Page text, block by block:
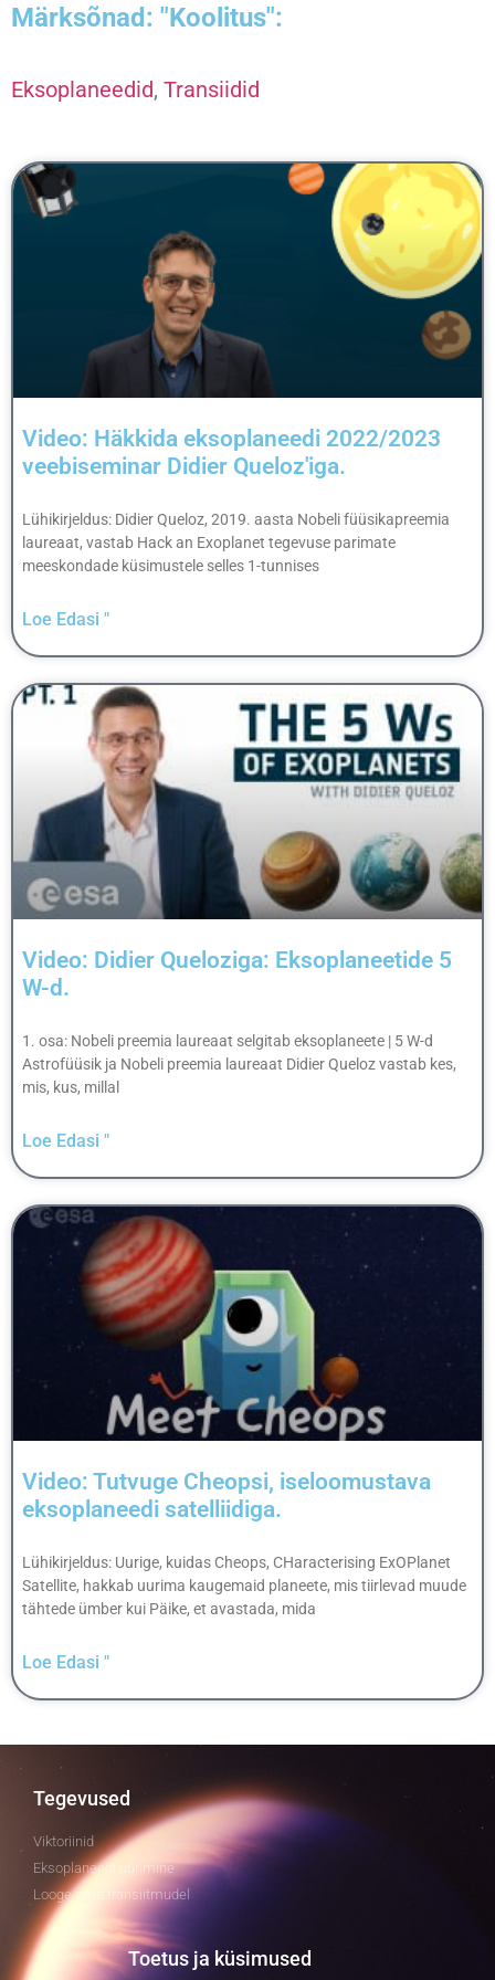
Märksõnad: "Koolitus":
Eksoplaneedid, Transiidid
Video: Häkkida eksoplaneedi 2022/2023
veebiseminar Didier Queloz'iga.
Lühikirjeldus: Didier Queloz, 2019. aasta Nobeli füüsikapreemia
laureaat, vastab Hack an Exoplanet tegevuse parimate
meeskondade küsimustele selles 1-tunnises
Loe Edasi "
Video: Didier Queloziga: Eksoplaneetide 5
W-d.
1. osa: Nobeli preemia laureaat selgitab eksoplaneete | 5 W-d
Astrofüüsik ja Nobeli preemia laureaat Didier Queloz vastab kes,
mis, kus, millal
Loe Edasi "
Video: Tutvuge Cheopsi, iseloomustava
eksoplaneedi satelliidiga.
Lühikirjeldus: Uurige, kuidas Cheops, CHaracterising ExOPlanet
Satellite, hakkab uurima kaugemaid planeete, mis tiirlevad muude
tähtede ümber kui Päike, et avastada, mida
Loe Edasi "
Tegevused
Viktoriinid
Eksoplaneedi uurimine
Looge oma transiitmudel
Toetus ja küsimused